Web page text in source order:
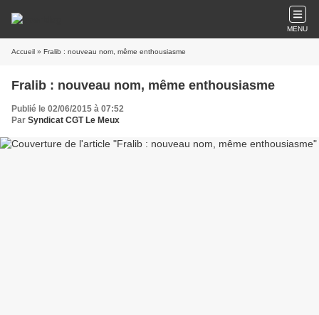
MENU
Accueil » Fralib : nouveau nom, même enthousiasme
Fralib : nouveau nom, même enthousiasme
Publié le 02/06/2015 à 07:52
Par Syndicat CGT Le Meux